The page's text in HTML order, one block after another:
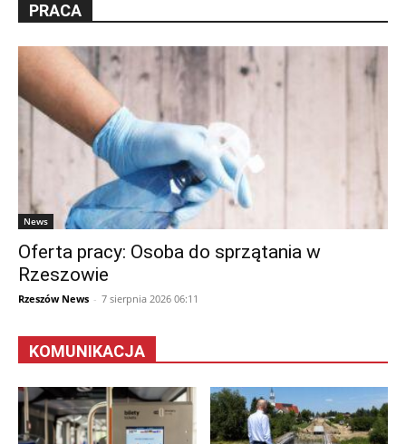
PRACA
News
Oferta pracy: Osoba do sprzątania w
Rzeszowie
Rzeszów News - 7 sierpnia 2026 06:11
KOMUNIKACJA